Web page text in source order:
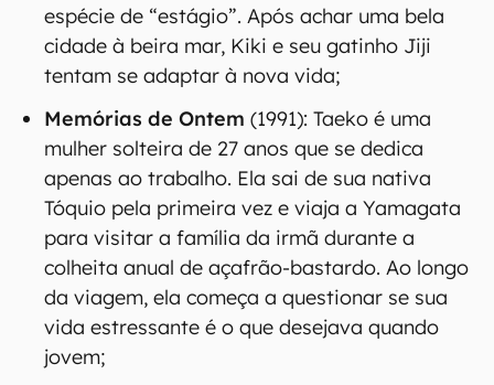
espécie de “estágio”. Após achar uma bela
cidade à beira mar, Kiki e seu gatinho Jiji
tentam se adaptar à nova vida;
Memórias de Ontem (1991): Taeko é uma
mulher solteira de 27 anos que se dedica
apenas ao trabalho. Ela sai de sua nativa
Tóquio pela primeira vez e viaja a Yamagata
para visitar a família da irmã durante a
colheita anual de açafrão-bastardo. Ao longo
da viagem, ela começa a questionar se sua
vida estressante é o que desejava quando
jovem;